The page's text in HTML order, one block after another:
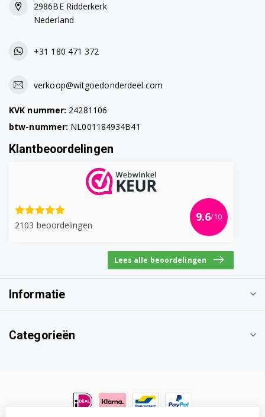
WAE16421IT/01
WAE16421IT/08
WAE16421IT/10
WAE16423IT/01
WAE16423IT/02
WAE16440OE/01
WAE16441OE/06
2986BE Ridderkerk
Nederland
+31 180 471 372
verkoop@witgoedonderdeel.com
KVK nummer: 24281106
btw-nummer: NL001184934B41
Klantbeoordelingen
2103 beoordelingen
9.6/10
Lees alle beoordelingen
Informatie
Categorieën